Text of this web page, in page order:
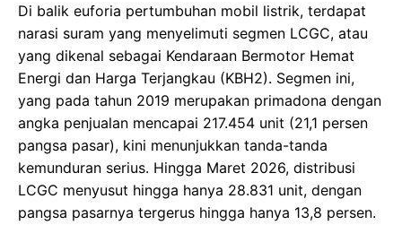
Di balik euforia pertumbuhan mobil listrik, terdapat
narasi suram yang menyelimuti segmen LCGC, atau
yang dikenal sebagai Kendaraan Bermotor Hemat
Energi dan Harga Terjangkau (KBH2). Segmen ini,
yang pada tahun 2019 merupakan primadona dengan
angka penjualan mencapai 217.454 unit (21,1 persen
pangsa pasar), kini menunjukkan tanda-tanda
kemunduran serius. Hingga Maret 2026, distribusi
LCGC menyusut hingga hanya 28.831 unit, dengan
pangsa pasarnya tergerus hingga hanya 13,8 persen.